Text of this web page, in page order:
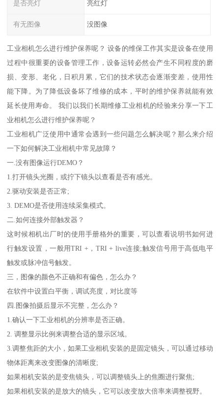
是否亮灯 亮红灯
有无图像 没图像
工业相机怎么进行维护保养呢？ 设备的维保工作其实是设备在使用
过程中很重要的设备管理工作，设备运转必然会产生不同程度的磨
损、变形、老化，日积月累，它们的技术状态会逐渐变差，使用性
能下降。为了降低设备坏了维修的成本，平时的维护保养就能有效
延长使用寿命。 我们以我们长期维修工业相机的经验来分享一下工
业相机怎么进行维护保养呢？
工业相机广泛使用中通常会遇到一些问题怎么解决呢？那么来介绍
一下如何解决工业相机中常见故障？
一.没有图像运行DEMO？
1.打开镜头光圈，或拧下镜头以查看是否有感光。
2.驱动安装是否正常;
3. DEMO是否使用连续采集模式。
二.如何连接外部触发器？
这时候相机出厂时的使用手册格外的重要，可以查看说明书如何进
行触发设置，一般用TRI +，TRI + live连接;触发信号用于高低电平
触发或脉冲信号触发。
三，图像的颜色不正确和有偏色，怎么办？
在软件中设置白平衡，调试亮度，对比度等
四.图像拍摄后显示不完整，怎么办？
1.确认一下工业相机的分辨率是否正确。
2. 调整显示比例来调整合适的显示区域。
3.调整焦距的大小，如果工业相机安装的是固定镜头，可以通过移动
物体距离来改变图像的清晰度;
如果相机安装的是变焦镜头，可以调整镜头上的焦圈进行聚焦;
如果相机安装的是放大的镜头，它可以改变放大倍率来调整视野。